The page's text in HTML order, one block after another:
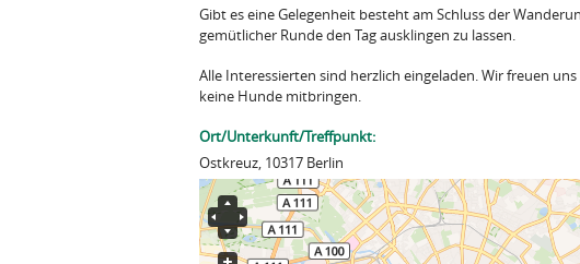
Gibt es eine Gelegenheit besteht am Schluss der
gemütlicher Runde den Tag ausklingen zu lassen.
Alle Interessierten sind herzlich eingeladen. Wir freuen
keine Hunde mitbringen.
Ort/Unterkunft/Treffpunkt:
Ostkreuz, 10317 Berlin